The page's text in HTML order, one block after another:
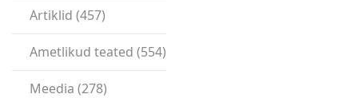
Artiklid (457)
Ametlikud teated (554)
Meedia (278)